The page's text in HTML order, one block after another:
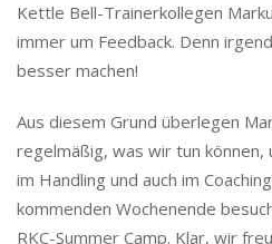
Kettle Bell-Trainerkollegen
immer um Feedback. Denn
besser machen!
Aus diesem Grund überlegen
regelmäßig, was wir tun
im Handling und auch im
kommenden Wochenende
RKC-Summer Camp. Klar, wir